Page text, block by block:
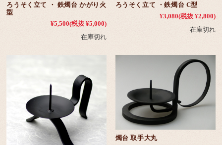
ろうそく立て ・ 鉄燭台 かがり火
型
¥5,500(税抜 ¥5,000)
在庫切れ
ろうそく立て ・鉄燭台 C型
¥3,080(税抜 ¥2,800)
在庫切れ
燭台 取手大丸